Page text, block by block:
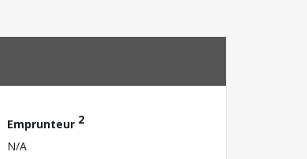
Emprunteur 2
N/A